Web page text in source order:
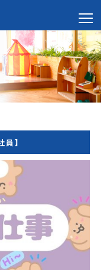
】